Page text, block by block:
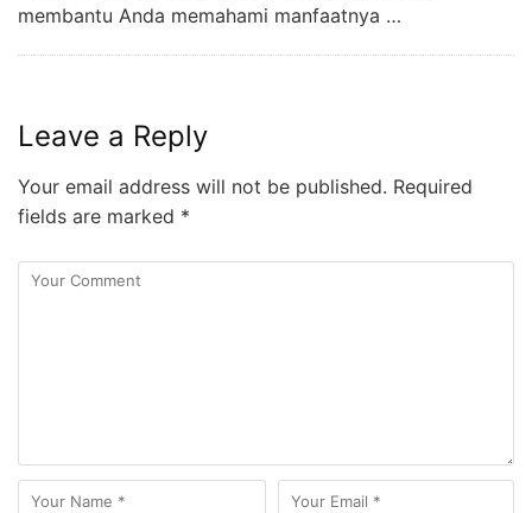
membantu Anda memahami manfaatnya …
Leave a Reply
Your email address will not be published. Required
fields are marked *